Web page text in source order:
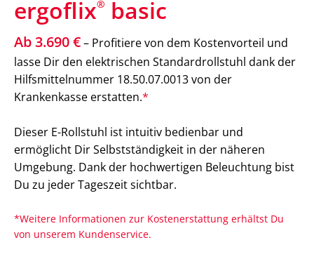
ergoflix® basic
Ab 3.690 €– Profitiere von dem Kostenvorteil und
lasse Dir den elektrischen Standardrollstuhl dank der
Hilfsmittelnummer 18.50.07.0013 von der
Krankenkasse erstatten.*
Dieser E-Rollstuhl ist intuitiv bedienbar und
ermöglicht Dir Selbstständigkeit in der näheren
Umgebung. Dank der hochwertigen Beleuchtung bist
Du zu jeder Tageszeit sichtbar.
*Weitere Informationen zur Kostenerstattung erhältst Du
von unserem Kundenservice.